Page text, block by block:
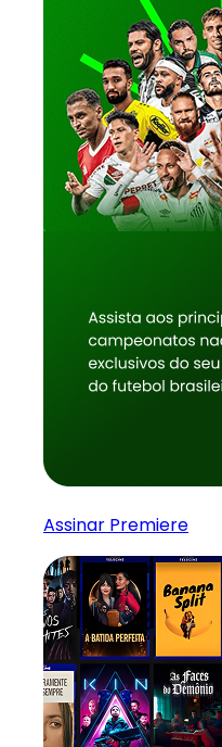
Assinar Premiere